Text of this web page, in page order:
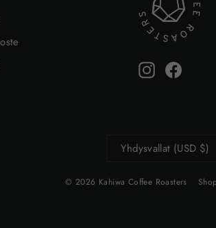
Instagram
Valuutta
Yhdysvallat (USD $)
© 2026 Kahiwa Coffee Roasters